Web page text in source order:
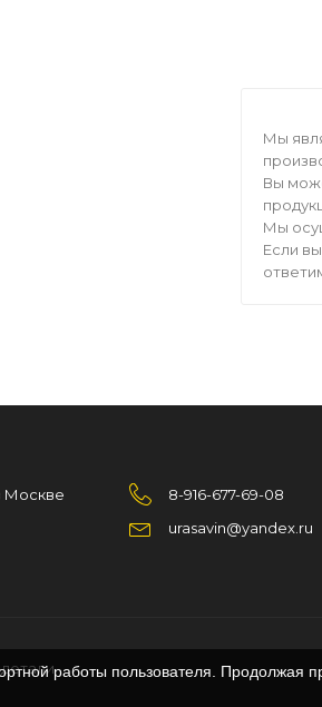
Мы
Вы
Мы
Если
Москве
8-916-677-69-08
urasavin@yandex.ru
работы пользователя. Продолжая